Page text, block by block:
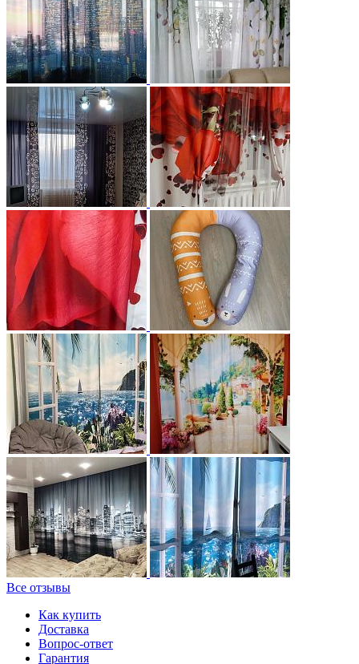
Все отзывы
Как купить
Доставка
Вопрос-ответ
Гарантия